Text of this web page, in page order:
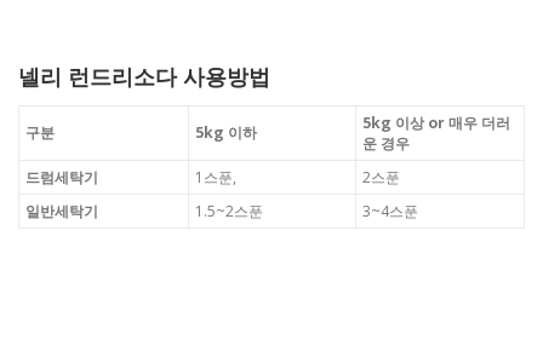
넬리 런드리소다 사용방법
구분 5kg 이하
5kg 이상 or 매우 더러
운 경우
드럼세탁기
1스푼,
2스푼
일반세탁기
1.5~2스푼 3~4스푼